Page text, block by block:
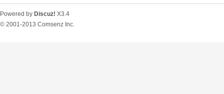
Powered by Discuz! X3.4
© 2001-2013 Comsenz Inc.